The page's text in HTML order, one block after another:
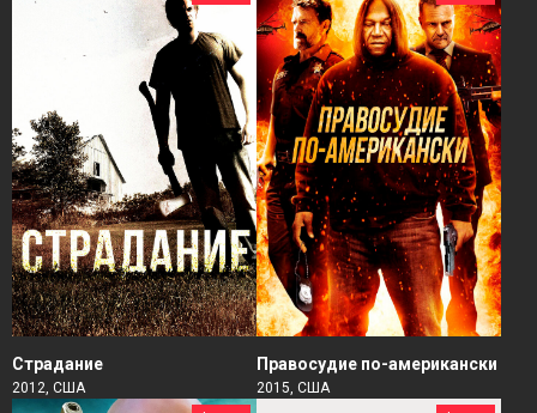
Страдание
2012, США
Правосудие по-американски
2015, США